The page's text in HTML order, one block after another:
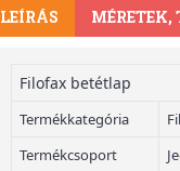
LEÍRÁS
Filofax betétlap
Termékkategória
Termékcsoport